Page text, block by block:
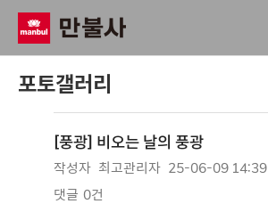
포토갤러리
[풍광] 비오는 날의 풍광
작성자 최고관리자 25-06-09 14:39
댓글 0건